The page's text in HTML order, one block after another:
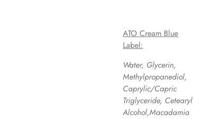
ATO Cream Blue
Label:
Water, Glycerin,
Methylpropanediol,
Caprylic/Capric
Triglyceride, Cetearyl
Alcohol,Macadamia